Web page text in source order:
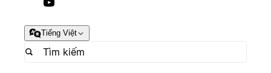
Tiếng Việt